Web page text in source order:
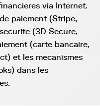
via Internet.
paiement (Stripe,
(3D Secure,
(carte bancaire,
et les mecanismes
dans les